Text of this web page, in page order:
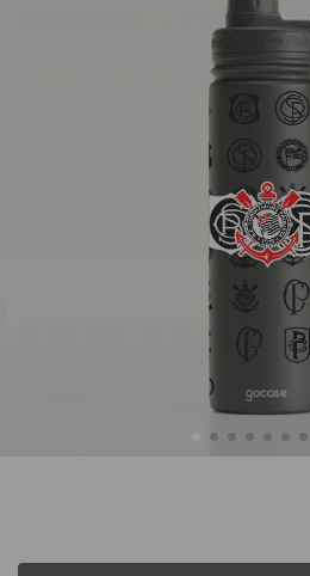
R$239,90
Garrafa Térmica Fresh a partir de
conservação térmica e estampas
Fresh 950ml